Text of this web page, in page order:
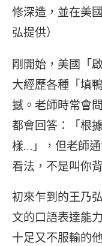
修深造，並在美
弘提供）
剛開始，美國「
大經歷各種「填
撼。老師時常會
都會回答：「根
樣…」，但老師
看法，不是叫你
初來乍到的王乃
文的口語表達能
十足又不服輸的